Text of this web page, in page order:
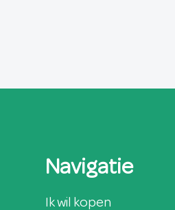
Navigatie
Ik wil kopen